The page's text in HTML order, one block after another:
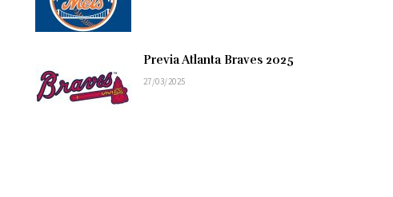
Previa Atlanta Braves 2025
27/03/2025